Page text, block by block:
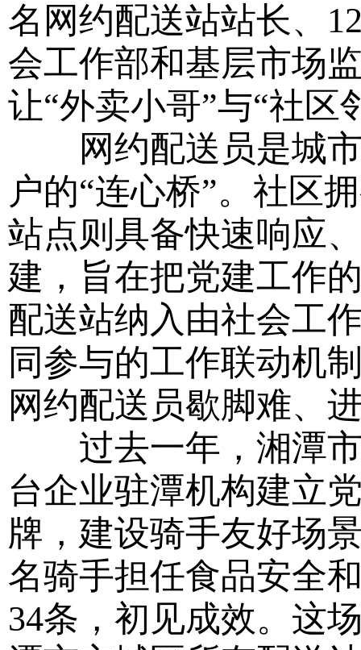
名网约配送站站长、
会工作部和基层市场
让“外卖小哥”与“社区
网约配送员是城市
户的“连心桥”。社区
站点则具备快速响应
建，旨在把党建工作
配送站纳入由社会工
同参与的工作联动机
网约配送员歇脚难、
过去一年，湘潭市
台企业驻潭机构建立
牌，建设骑手友好场
名骑手担任食品安全
34条，初见成效。这